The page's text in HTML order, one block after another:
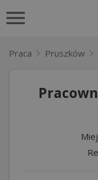
Praca Pruszków